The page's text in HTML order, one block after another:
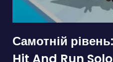
Самотній
Hit And Run